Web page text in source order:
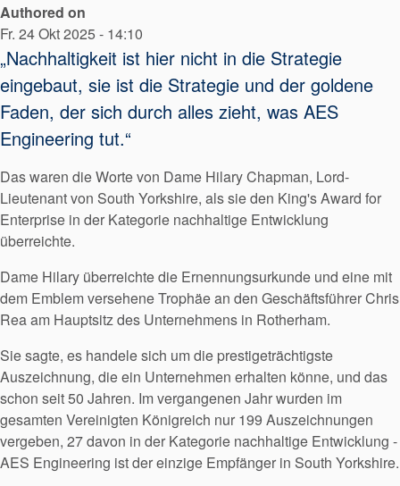
Authored on
Fr. 24 Okt 2025 - 14:10
„Nachhaltigkeit ist hier nicht in die Strategie
eingebaut, sie ist die Strategie und der goldene
Faden, der sich durch alles zieht, was AES
Engineering tut.“
Das waren die Worte von Dame Hilary Chapman, Lord-
Lieutenant von South Yorkshire, als sie den King's Award for
Enterprise in der Kategorie nachhaltige Entwicklung
überreichte.
Dame Hilary überreichte die Ernennungsurkunde und eine mit
dem Emblem versehene Trophäe an den Geschäftsführer Chris
Rea am Hauptsitz des Unternehmens in Rotherham.
Sie sagte, es handele sich um die prestigeträchtigste
Auszeichnung, die ein Unternehmen erhalten könne, und das
schon seit 50 Jahren. Im vergangenen Jahr wurden im
gesamten Vereinigten Königreich nur 199 Auszeichnungen
vergeben, 27 davon in der Kategorie nachhaltige Entwicklung -
AES Engineering ist der einzige Empfänger in South Yorkshire.